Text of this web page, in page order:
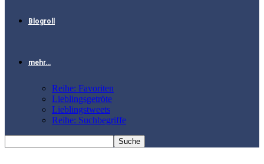
Blogroll
mehr…
Reihe: Favoriten
Lieblingsgetröte
Lieblingstweets
Reihe: Suchbegriffe